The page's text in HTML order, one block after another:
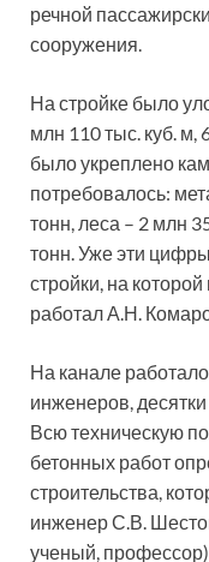
речной
сооружения.
На стройке было
млн 110 тыс. куб. м,
было укреплено
потребовалось:
тонн, леса – 2 млн
тонн. Уже эти
стройки, на
работал А.Н.
На канале
инженеров,
Всю техническую
бетонных работ
строительства,
инженер С.В.
ученый,